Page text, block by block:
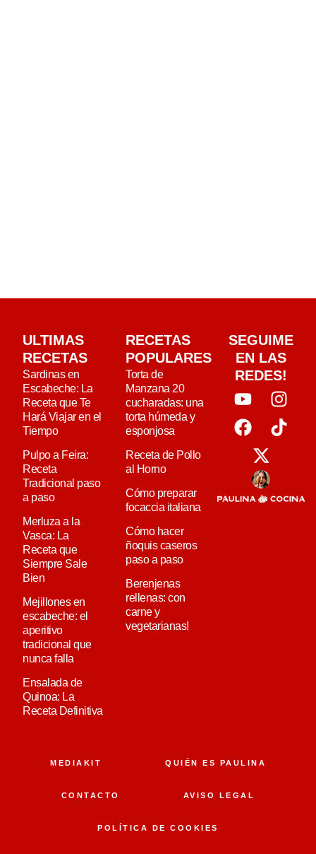
ULTIMAS
RECETAS
Sardinas en
Escabeche: La
Receta que Te
Hará Viajar en el
Tiempo
Pulpo a Feira:
Receta
Tradicional paso
a paso
Merluza a la
Vasca: La
Receta que
Siempre Sale
Bien
Mejillones en
escabeche: el
aperitivo
tradicional que
nunca falla
Ensalada de
Quinoa: La
Receta Definitiva
RECETAS
POPULARES
Torta de
Manzana 20
cucharadas: una
torta húmeda y
esponjosa
Receta de Pollo
al Horno
Cómo preparar
focaccia italiana
Cómo hacer
ñoquis caseros
paso a paso
Berenjenas
rellenas: con
carne y
vegetarianas!
SEGUIME
EN LAS
REDES!
MEDIAKIT QUIÉN ES PAULINA
CONTACTO AVISO LEGAL
POLÍTICA DE COOKIES